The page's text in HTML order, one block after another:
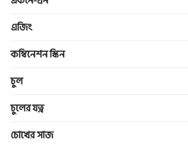
এজিং
কম্বিনেশন স্কিন
চুল
চুলের যত্ন
চোখের সাজ